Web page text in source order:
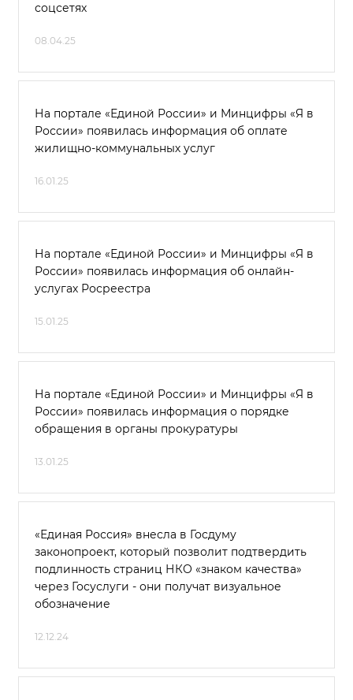
соцсетях
08.04.25
На портале «Единой России» и Минцифры «Я в
России» появилась информация об оплате
жилищно-коммунальных услуг
16.01.25
На портале «Единой России» и Минцифры «Я в
России» появилась информация об онлайн-
услугах Росреестра
15.01.25
На портале «Единой России» и Минцифры «Я в
России» появилась информация о порядке
обращения в органы прокуратуры
13.01.25
«Единая Россия» внесла в Госдуму
законопроект, который позволит подтвердить
подлинность страниц НКО «знаком качества»
через Госуслуги - они получат визуальное
обозначение
12.12.24